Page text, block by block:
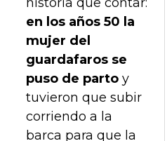
en los años 50 la
mujer del
guardafaros se
puso de parto y
tuvieron que subir
corriendo a la
barca para que la